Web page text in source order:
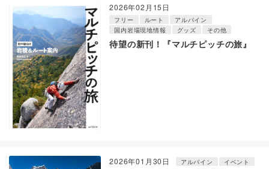
2026年02月15日
フリー ルート
アルパイン
国内岩場現地情報
グッズ その他
待望の新刊！『マルチピッチの旅』
2026年01月30日 アルパイン イベント